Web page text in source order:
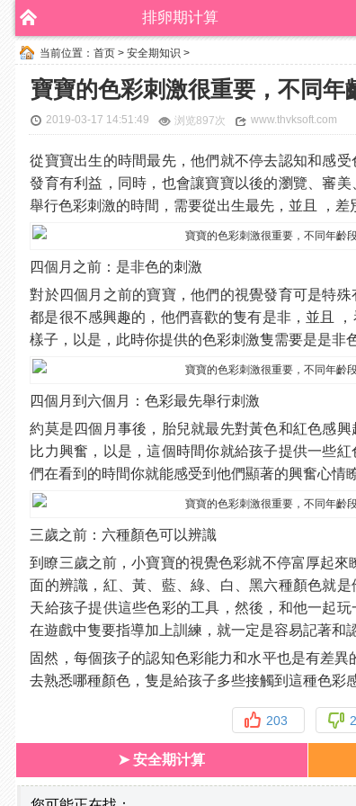
排卵期计算
当前位置： 首页 > 安全期知识 >
寶寶的色彩刺激很重要，不同年
2019-03-17 14:51:49 浏览897次 www.thvksoft.com
從寶寶出生的時間最先，他們就不停去認知和感
發育有利益，同時，也會讓寶寶以後的瀏覽、審
舉行色彩刺激的時間，需要從出生最先，並且 ，差
四個月之前：是非色的刺激
對於四個月之前的寶寶，他們的視覺發育可是特
都是很不感興趣的，他們喜歡的隻有是非，並且
樣子，以是，此時你提供的色彩刺激隻需要是是非
四個月到六個月：色彩最先舉行刺激
約莫是四個月事後，胎兒就最先對黃色和紅色感
比力興奮，以是，這個時間你就給孩子提供一些
們在看到的時間你就能感受到他們顯著的興奮心情瞭
三歲之前：六種顏色可以辨識
到瞭三歲之前，小寶寶的視覺色彩就不停富厚起
面的辨識，紅、黃、藍、綠、白、黑六種顏色就
天給孩子提供這些色彩的工具，然後，和他一起
在遊戲中隻要指導加上訓練，就一定是容易記著和
固然，每個孩子的認知色彩能力和水平也是有差
去熟悉哪種顏色，隻是給孩子多些接觸到這種色彩
203
➤ 安全期计算